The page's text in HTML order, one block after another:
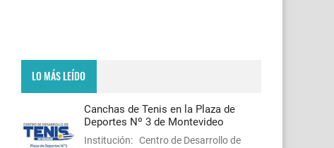
LO MÁS LEÍDO
Canchas de Tenis en la Plaza de
Deportes Nº 3 de Montevideo
Institución: Centro de Desarrollo de